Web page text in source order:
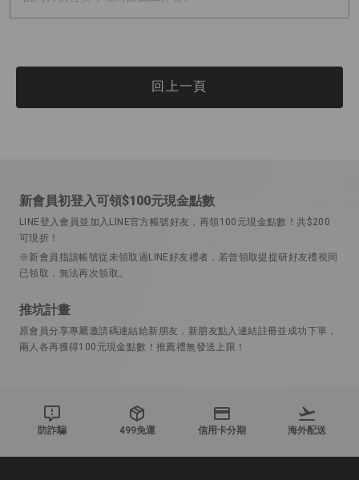
回上一頁
新會員初登入可領$100元現金點數
LINE登入會員並加入LINE官方帳號好友，再領100元現金點數！共$200
可現折！
※新會員指該帳號從未領取過LINE好友禮者，若曾領取提提研好友禮視同
已領取，無法再次領取。
推坑計畫
原會員分享專屬邀請碼連結給新朋友，新朋友點入連結註冊並成功下單，
兩人各再獲得100元現金點數！推薦禮無發送上限！
防詐騙 499免運 信用卡分期 海外配送